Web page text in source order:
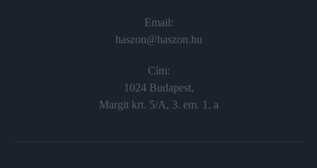
Email:
haszon@haszon.hu
Cím:
1024 Budapest,
Margit krt. 5/A, 3. em. 1. a